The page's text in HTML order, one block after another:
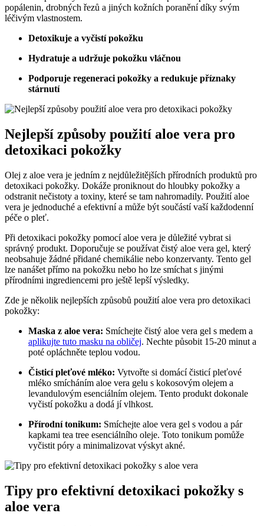
popálenin, drobných řezů a jiných kožních poranění díky svým
léčivým vlastnostem.
Detoxikuje a vyčistí pokožku
Hydratuje a udržuje pokožku vláčnou
Podporuje regeneraci pokožky a redukuje příznaky
stárnutí
Nejlepší způsoby použití aloe vera pro
detoxikaci pokožky
Olej z aloe vera je jedním z nejdůležitějších přírodních produktů pro
detoxikaci pokožky. Dokáže proniknout do hloubky pokožky a
odstranit nečistoty a toxiny, které se tam nahromadily. Použití aloe
vera je jednoduché a efektivní a může být součástí vaší každodenní
péče o pleť.
Při detoxikaci pokožky pomocí aloe vera je důležité vybrat si
správný produkt. Doporučuje se používat čistý aloe vera gel, který
neobsahuje žádné přidané chemikálie nebo konzervanty. Tento gel
lze nanášet přímo na pokožku nebo ho lze smíchat s jinými
přírodními ingrediencemi pro ještě lepší výsledky.
Zde je několik nejlepších způsobů použití aloe vera pro detoxikaci
pokožky:
Maska z aloe vera: Smíchejte čistý aloe vera gel s medem a
aplikujte tuto masku na obličej. Nechte působit 15-20 minut a
poté opláchněte teplou vodou.
Čisticí pleťové mléko: Vytvořte si domácí čisticí pleťové
mléko smícháním aloe vera gelu s kokosovým olejem a
levandulovým esenciálním olejem. Tento produkt dokonale
vyčistí pokožku a dodá jí vlhkost.
Přírodní tonikum: Smíchejte aloe vera gel s vodou a pár
kapkami tea tree esenciálního oleje. Toto tonikum pomůže
vyčistit póry a minimalizovat výskyt akné.
Tipy pro efektivní detoxikaci pokožky s
aloe vera